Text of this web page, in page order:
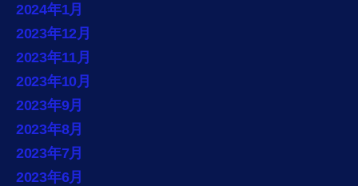
2024年1月
2023年12月
2023年11月
2023年10月
2023年9月
2023年8月
2023年7月
2023年6月